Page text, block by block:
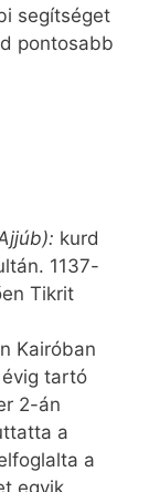
segítséget
pontosabb
kurd
1137-
Tikrit
Kairóban
tartó
2-án
a
a